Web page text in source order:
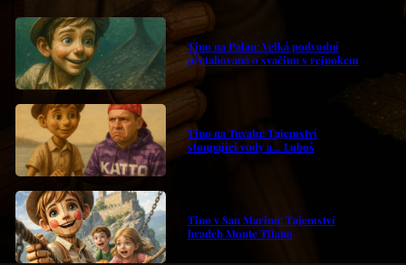
Tino na Palau: Velká podvodní
přetahovaná o svačinu s rejnokem
Tino na Tuvalu: Tajemství
stoupající vody a… Luboš
Tino v San Marinu: Tajemství
hradeb Monte Titano